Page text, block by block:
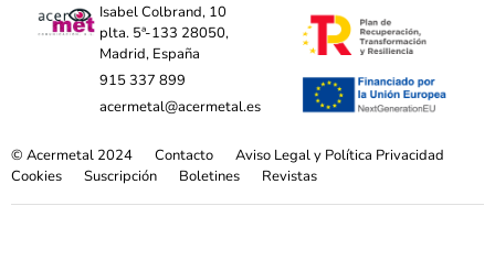
Isabel Colbrand, 10
plta. 5ª-133 28050,
Madrid, España
915 337 899
acermetal@acermetal.es
© Acermetal 2024 Contacto
Aviso Legal y Política Privacidad
Cookies
Suscripción Boletines Revistas